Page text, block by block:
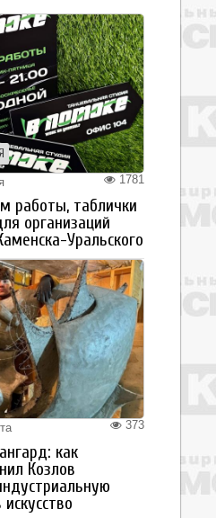
1781
работы, таблички
организаций
Уральского
373
как
Козлов